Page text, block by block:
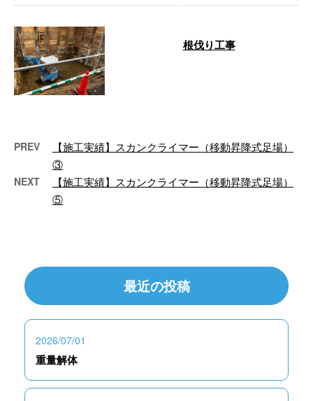
根伐り工事
PREV
【施工実績】スカンクライマー（移動昇降式足場）
③
NEXT
【施工実績】スカンクライマー（移動昇降式足場）
⑤
最近の投稿
2026/07/01
重量解体